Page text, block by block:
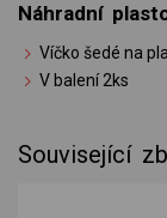
Náhradní
Víčko šedé na
V balení 2ks
Související